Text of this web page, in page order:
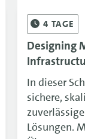
4 TAGE
Designing
In dieser
sichere,
Lösungen.